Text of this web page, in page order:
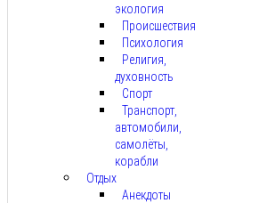
экология
Происшествия
Психология
Религия,
духовность
Спорт
Транспорт,
автомобили,
самолёты,
корабли
Отдых
Анекдоты